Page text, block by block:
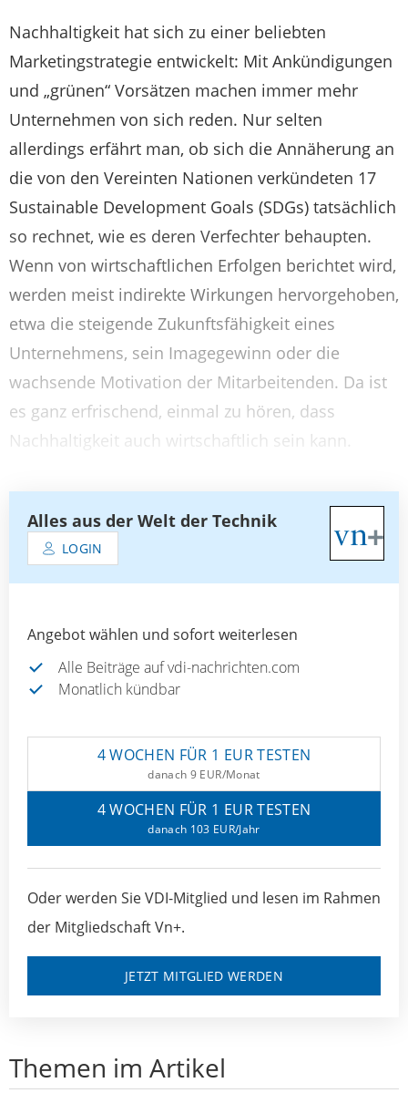
Nachhaltigkeit hat sich zu einer beliebten
Marketingstrategie entwickelt: Mit Ankündigungen
und „grünen“ Vorsätzen machen immer mehr
Unternehmen von sich reden. Nur selten
allerdings erfährt man, ob sich die Annäherung an
die von den Vereinten Nationen verkündeten 17
Sustainable Development Goals (SDGs) tatsächlich
so rechnet, wie es deren Verfechter behaupten.
Wenn von wirtschaftlichen Erfolgen berichtet wird,
werden meist indirekte Wirkungen hervorgehoben,
etwa die steigende Zukunftsfähigkeit eines
Unternehmens, sein Imagegewinn oder die
wachsende Motivation der Mitarbeitenden. Da ist
es ganz erfrischend, einmal zu hören, dass
Nachhaltigkeit auch wirtschaftlich sein kann.
Alles aus der Welt der Technik
LOGIN
Angebot wählen und sofort weiterlesen
Alle Beiträge auf vdi-nachrichten.com
Monatlich kündbar
4 WOCHEN FÜR 1 EUR TESTEN
danach 9 EUR/Monat
4 WOCHEN FÜR 1 EUR TESTEN
danach 103 EUR/Jahr
Oder werden Sie VDI-Mitglied und lesen im Rahmen
der Mitgliedschaft Vn+.
JETZT MITGLIED WERDEN
Themen im Artikel